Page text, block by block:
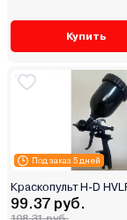
Купить
Под заказ 5 дней
Краскопульт H-D
99.37 руб.